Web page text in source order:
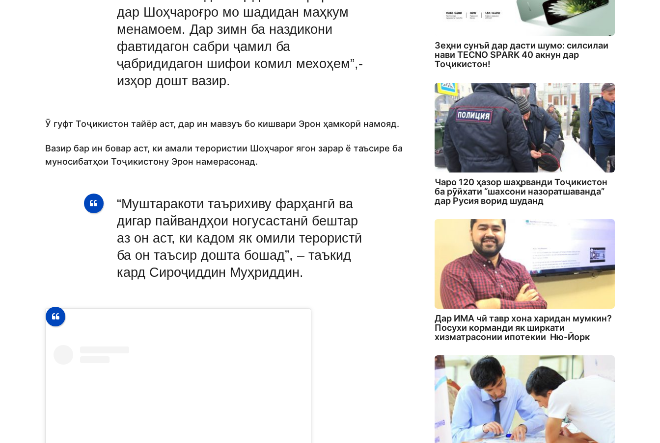
дар Шоҳчароғро мо шадидан маҳкум
менамоем. Дар зимн ба наздикони
фавтидагон сабри ҷамил ба
ҷабридидагон шифои комил мехоҳем”,-
изҳор дошт вазир.
Ӯ гуфт Тоҷикистон тайёр аст, дар ин мавзуъ бо кишвари Эрон ҳамкорӣ намояд.
Вазир бар ин бовар аст, ки амали терористии Шоҳчароғ ягон зарар ё таъсире ба
муносибатҳои Тоҷикистону Эрон намерасонад.
“Муштаракоти таърихиву фарҳангӣ ва
дигар пайвандҳои ногусастанӣ бештар
аз он аст, ки кадом як омили терористӣ
ба он таъсир дошта бошад”, – таъкид
кард Сироҷиддин Муҳриддин.
Зеҳни сунъӣ дар дасти шумо: силсилаи
нави TECNO SPARK 40 акнун дар
Тоҷикистон!
Чаро 120 ҳазор шаҳрванди Тоҷикистон
ба рӯйхати “шахсони назоратшаванда”
дар Русия ворид шуданд
Дар ИМА чӣ тавр хона харидан мумкин?
Посухи корманди як ширкати
хизматрасонии ипотекии Ню-Йорк